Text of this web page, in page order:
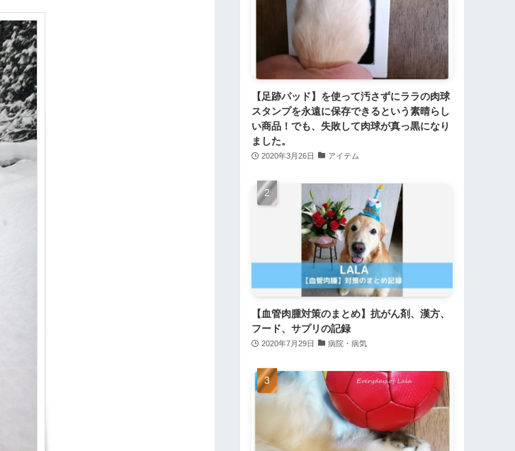
【足跡パッド】を使って汚さずにララの肉球
スタンプを永遠に保存できるという素晴らし
い商品！でも、失敗して肉球が真っ黒になり
ました。
2020年3月26日 アイテム
【血管肉腫対策のまとめ】抗がん剤、漢方、
フード、サプリの記録
2020年7月29日 病院・病気